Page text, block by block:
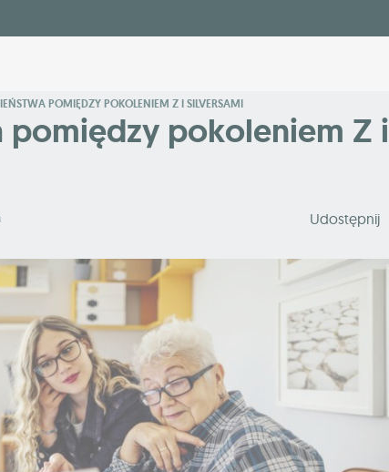
POMIĘDZY POKOLENIEM Z I SILVERSAMI
pomiędzy pokoleniem Z i
Udostępnij